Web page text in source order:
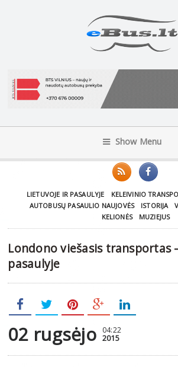
Show Menu
LIETUVOJE IR PASAULYJE
KELEIVINIO
AUTOBUSŲ PASAULIO NAUJOVĖS
ISTORIJA
KELIONĖS
MUZIEJUS
Londono viešasis transportas
pasaulyje
02 rugsėjo 04:22
2015